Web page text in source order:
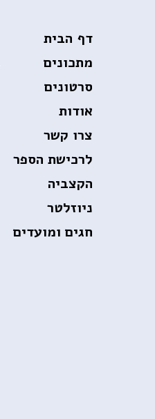
דף הבית
מתכונים
סרטונים
אודות
צרו קשר
לרכישת הספר
הקצביה
ניוזלטר
חגים ומועדים